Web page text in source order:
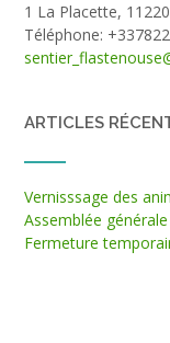
1 La Placette,
Téléphone:
ARTICLES
Vernisssage des
Assemblée
Fermeture